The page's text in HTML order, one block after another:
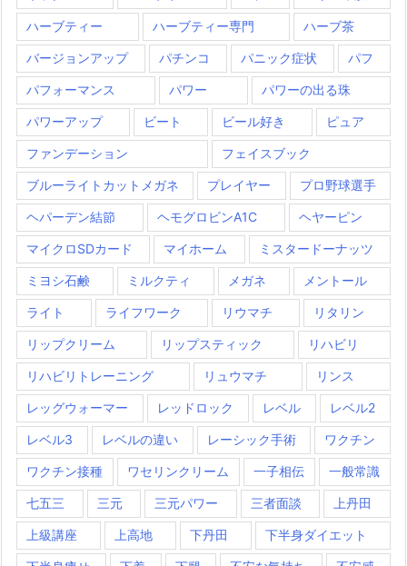
ハーブティー ハーブティー専門 ハーブ茶
バージョンアップ パチンコ パニック症状 パフ
パフォーマンス パワー パワーの出る珠
パワーアップ ビート ビール好き ピュア
ファンデーション フェイスブック
ブルーライトカットメガネ プレイヤー プロ野球選手
ヘパーデン結節 ヘモグロビンA1C ヘヤーピン
マイクロSDカード マイホーム ミスタードーナッツ
ミヨシ石鹸 ミルクティ メガネ メントール
ライト ライフワーク リウマチ リタリン
リップクリーム リップスティック リハビリ
リハビリトレーニング リュウマチ リンス
レッグウォーマー レッドロック レベル レベル2
レベル3 レベルの違い レーシック手術 ワクチン
ワクチン接種 ワセリンクリーム 一子相伝 一般常識
七五三 三元 三元パワー 三者面談 上丹田
上級講座 上高地 下丹田 下半身ダイエット